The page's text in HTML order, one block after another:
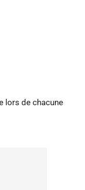
lors de chacune